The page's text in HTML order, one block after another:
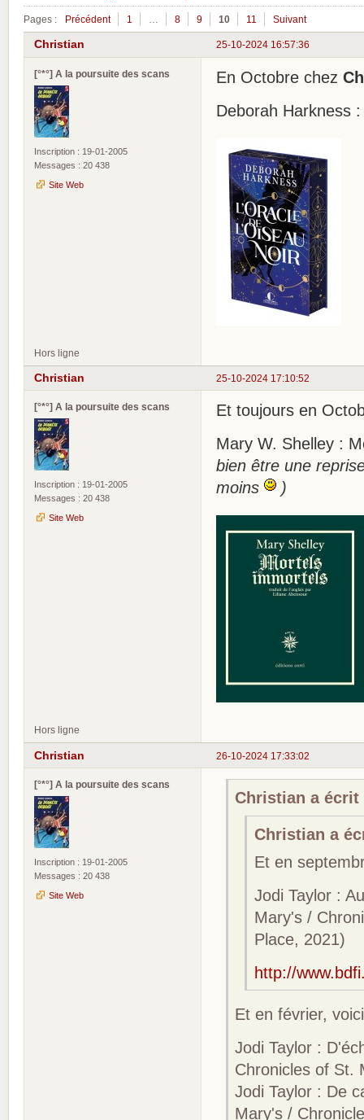
Pages : Précédent 1 8 9 10 11 Suivant
25-10-2024 16:57:36
Christian
[°*°] A la poursuite des scans
Inscription : 19-01-2005
Messages : 20 438
Site Web
En Octobre chez
Deborah Harkness
Hors ligne
25-10-2024 17:10:52
Christian
[°*°] A la poursuite des scans
Inscription : 19-01-2005
Messages : 20 438
Site Web
Et toujours en
Mary W. Shelley :
bien être une
moins
)
Hors ligne
26-10-2024 17:33:02
Christian
[°*°] A la poursuite des scans
Inscription : 19-01-2005
Messages : 20 438
Site Web
Christian a écrit
Christian a
Et en
Jodi Taylor :
Mary's /
Place, 2021)
http://
Et en février,
Jodi Taylor :
Chronicles of St.
Jodi Taylor : De
Mary's /